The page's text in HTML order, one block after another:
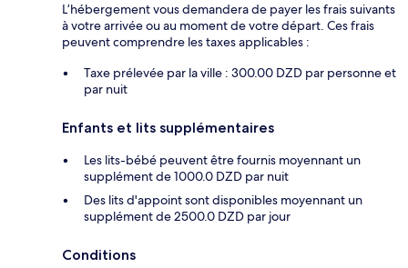
L’hébergement vous demandera de payer les frais suivants
à votre arrivée ou au moment de votre départ. Ces frais
peuvent comprendre les taxes applicables :
Taxe prélevée par la ville : 300.00 DZD par personne et
par nuit
Enfants et lits supplémentaires
Les lits-bébé peuvent être fournis moyennant un
supplément de 1000.0 DZD par nuit
Des lits d'appoint sont disponibles moyennant un
supplément de 2500.0 DZD par jour
Conditions